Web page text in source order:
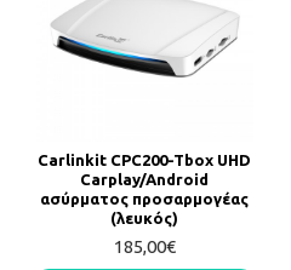
Carlinkit CPC200-Tbox UHD
Carplay/Android
ασύρματος προσαρμογέας
(λευκός)
185,00€